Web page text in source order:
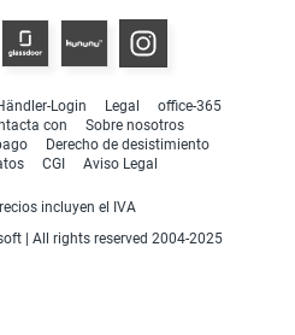
Login Legal
office-365
con
Sobre nosotros
Derecho de desistimiento
CGI Aviso Legal
incluyen el IVA
| All rights reserved 2004-2025